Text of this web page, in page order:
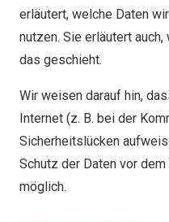
erläutert, welche Daten
nutzen. Sie erläutert
das geschieht.
Wir weisen darauf hin,
Internet (z. B. bei der
Sicherheitslücken
Schutz der Daten vor
möglich.